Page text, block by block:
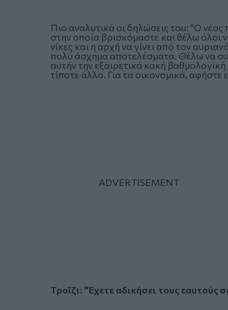
Πιο αναλυτικά οι δηλώσεις του: "Ο
στην οποία βρισκόμαστε και θέλω όλοι
νίκες και η αρχή να γίνει από τον
πολύ άσχημα αποτελέσματα. Θέλω να
αυτήν την εξαιρετικά κακή
τίποτε άλλο. Για τα οικονομικά, αφήστε
Τροΐζι: "Έχετε αδικήσει τους εαυτούς